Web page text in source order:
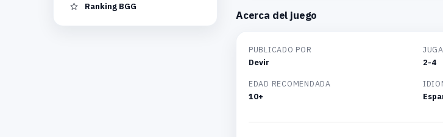
Ranking BGG
Acerca del juego
PUBLICADO POR
Devir 2-4
EDAD RECOMENDADA
10+